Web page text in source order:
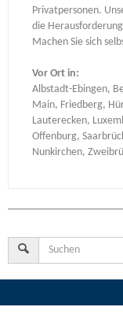
Privatpersonen.
die
Machen Sie sich
Vor Ort in:
Albstadt-Ebingen,
Main, Friedberg,
Lauterecken,
Offenburg,
Nunkirchen,